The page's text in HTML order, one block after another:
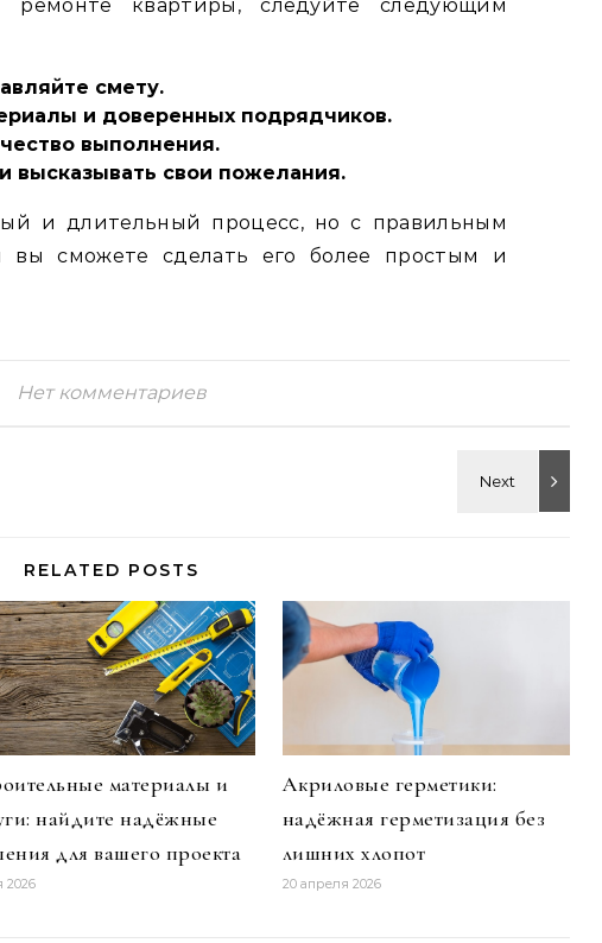
квартиры, следуйте следующим
смету.
и доверенных подрядчиков.
выполнения.
высказывать свои пожелания.
и длительный процесс, но с правильным
вы сможете сделать его более простым и
Нет комментариев
RELATED POSTS
материалы и
найдите надёжные
для вашего проекта
2026
Акриловые герметики:
надёжная герметизация без
лишних хлопот
20 апреля 2026